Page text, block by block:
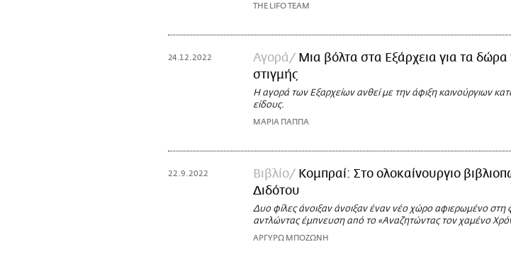
THE LIFO TEAM
24.12.2022 Αγορά
Μια βόλτα στα Εξάρχεια για τα δώρα
στιγμής
H αγορά των Εξαρχείων ανθεί με την άφιξη καινούργιων
είδους.
ΜΑΡΙΑ ΠΑΠΠΑ
22.9.2022 Βιβλίο
Κομπραί: Στο ολοκαίνουργιο
Διδότου
Δυο φίλες άνοιξαν άνοιξαν έναν νέο χώρο αφιερωμένο στη
αντλώντας έμπνευση από το «Αναζητώντας τον χαμένο
ΑΡΓΥΡΩ ΜΠΟΖΩΝΗ